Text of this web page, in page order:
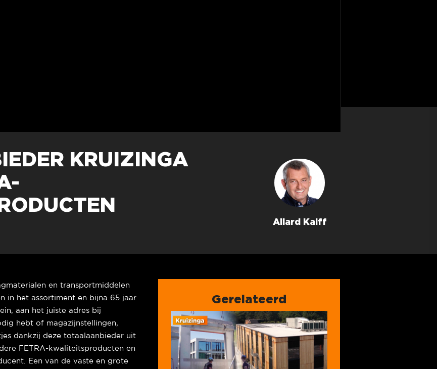
KRUIZINGA
Allard Kalff
en transportmiddelen
in het assortiment en bijna 65 jaar
aan het juiste adres bij
hebt of magazijnstellingen,
dankzij deze totaalaanbieder uit
FETRA-kwaliteitsproducten en
Een van de vaste en grote
Gerelateerd